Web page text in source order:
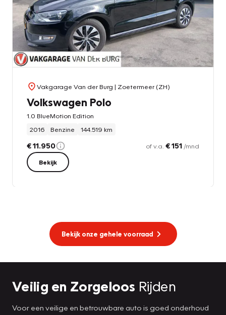
Vakgarage Van der Burg | Zoetermeer (ZH)
Volkswagen Polo
1.0 BlueMotion Edition
2016
Benzine 144.519 km
€ 11.950 of v.a. € 151 /mnd
Bekijk
Bekijk onze gehele voorraad
Veilig en Zorgeloos Rijden
Voor een veilige en betrouwbare auto is goed onderhoud